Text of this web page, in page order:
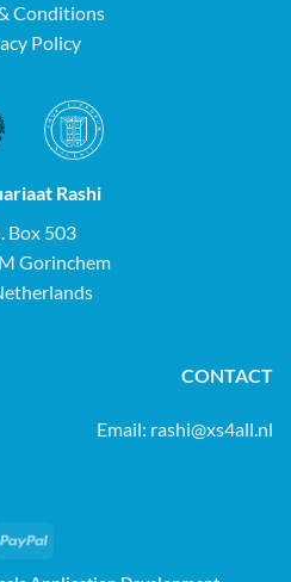
Conditions
Policy
Rashi
Box 503
Gorinchem
CONTACT
Email: rashi@xs4all.nl
PayPal